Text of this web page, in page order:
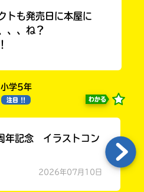
トも発売日に本屋に
、、ね？
学5年
注目 !! わかる
年記念 イラストコン
2026年07月10日